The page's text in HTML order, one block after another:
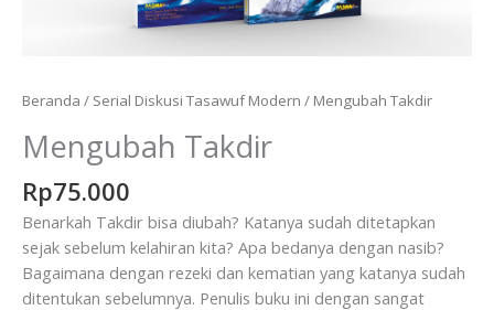
Beranda / Serial Diskusi Tasawuf Modern / Mengubah Takdir
Mengubah Takdir
Rp75.000
Benarkah Takdir bisa diubah? Katanya sudah ditetapkan
sejak sebelum kelahiran kita? Apa bedanya dengan nasib?
Bagaimana dengan rezeki dan kematian yang katanya sudah
ditentukan sebelumnya. Penulis buku ini dengan sangat